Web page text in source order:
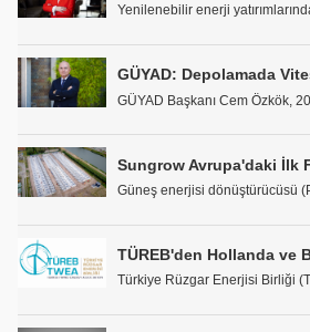
Yenilenebilir enerji
GÜYAD: Depolamada
Güneş enerjisi dönüştürücüsü
Türkiye Rüzgar Enerjisi Birliği